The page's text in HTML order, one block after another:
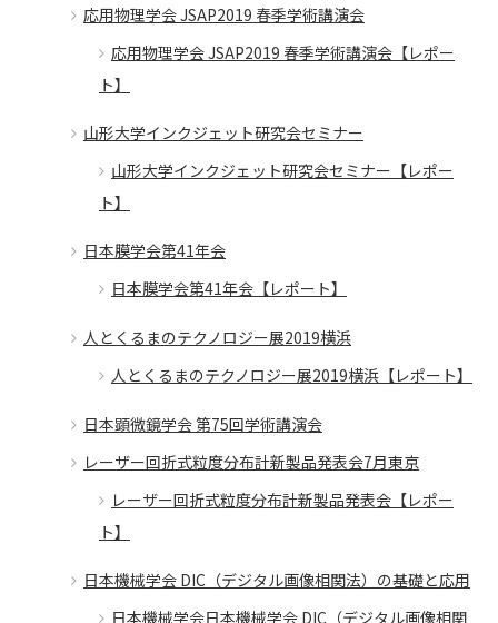
応用物理学会 JSAP2019 春季学術講演会
応用物理学会 JSAP2019 春季学術講演会【レポー
ト】
山形大学インクジェット研究会セミナー
山形大学インクジェット研究会セミナー【レポー
ト】
日本膜学会第41年会
日本膜学会第41年会【レポート】
人とくるまのテクノロジー展2019横浜
人とくるまのテクノロジー展2019横浜【レポート】
日本顕微鏡学会 第75回学術講演会
レーザー回折式粒度分布計新製品発表会7月東京
レーザー回折式粒度分布計新製品発表会【レポー
ト】
日本機械学会 DIC（デジタル画像相関法）の基礎と応用
日本機械学会日本機械学会 DIC（デジタル画像相関